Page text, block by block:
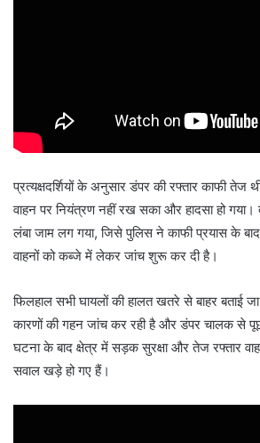
प्रत्यक्षदर्शियों के अनुसार डंपर की रफ्तार काफी
वाहन पर नियंत्रण नहीं रख सका और हादसा हो
लंबा जाम लग गया, जिसे पुलिस ने काफी प्रयास के
वाहनों को कब्जे में लेकर जांच शुरू कर दी है।
फिलहाल सभी घायलों की हालत खतरे से बाहर बताई
कारणों की गहन जांच कर रही है और डंपर चालक से
घटना के बाद क्षेत्र में सड़क सुरक्षा और तेज रफ्तार
सवाल खड़े हो गए हैं।